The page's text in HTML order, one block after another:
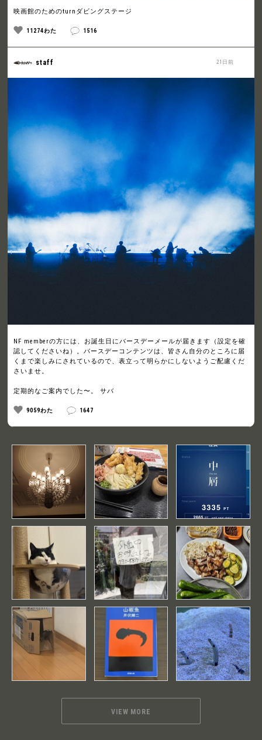
映画館のためのturnダビングステージ
11274わた 1516
21日前
staff
NF memberの方には、お誕生日にバースデーメールが届きます（設定を確
認してくださいね）。バースデーコンテンツは、皆さん自分のところに届
くまで楽しみにされているので、表立って明らかにしないようご配慮くだ
さいませ。
定期的なご案内でした〜。 サバ
9059わた 1647
VIEW MORE